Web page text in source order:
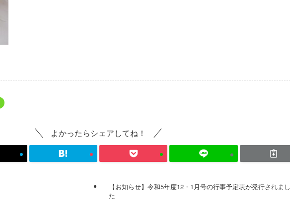
よかったらシェアしてね！
【お知らせ】令和5年度12・1月号の行事予定表が発行されまし
た